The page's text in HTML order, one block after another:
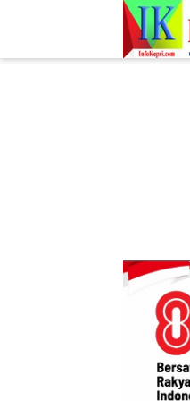
.post-body img { display: